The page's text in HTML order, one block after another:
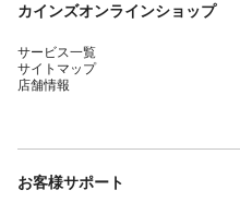
カインズオンラインショップ
サービス一覧
サイトマップ
店舗情報
お客様サポート